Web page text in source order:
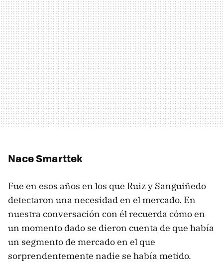
Nace Smarttek
Fue en esos años en los que Ruiz y Sanguiñedo
detectaron una necesidad en el mercado. En
nuestra conversación con él recuerda cómo en
un momento dado se dieron cuenta de que había
un segmento de mercado en el que
sorprendentemente nadie se había metido.